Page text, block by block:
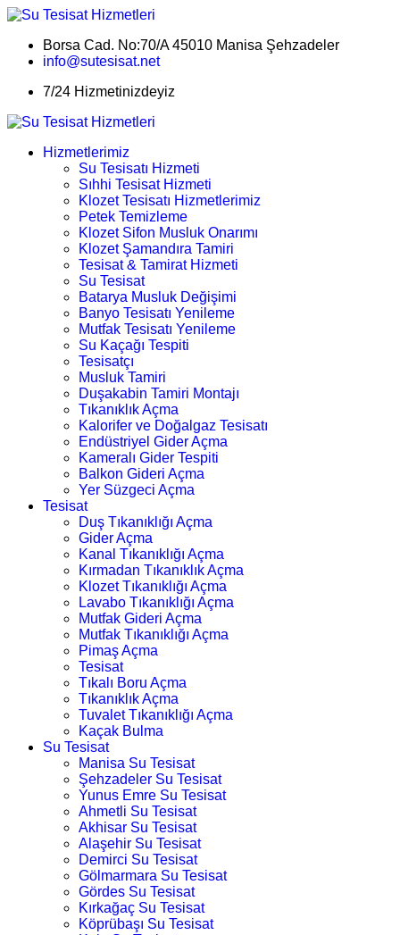
Borsa Cad. No:70/A 45010 Manisa Şehzadeler
info@sutesisat.net
7/24 Hizmetinizdeyiz
Hizmetlerimiz
Su Tesisatı Hizmeti
Sıhhi Tesisat Hizmeti
Klozet Tesisatı Hizmetlerimiz
Petek Temizleme
Klozet Sifon Musluk Onarımı
Klozet Şamandıra Tamiri
Tesisat & Tamirat Hizmeti
Su Tesisat
Batarya Musluk Değişimi
Banyo Tesisatı Yenileme
Mutfak Tesisatı Yenileme
Su Kaçağı Tespiti
Tesisatçı
Musluk Tamiri
Duşakabin Tamiri Montajı
Tıkanıklık Açma
Kalorifer ve Doğalgaz Tesisatı
Endüstriyel Gider Açma
Kameralı Gider Tespiti
Balkon Gideri Açma
Yer Süzgeci Açma
Tesisat
Duş Tıkanıklığı Açma
Gider Açma
Kanal Tıkanıklığı Açma
Kırmadan Tıkanıklık Açma
Klozet Tıkanıklığı Açma
Lavabo Tıkanıklığı Açma
Mutfak Gideri Açma
Mutfak Tıkanıklığı Açma
Pimaş Açma
Tesisat
Tıkalı Boru Açma
Tıkanıklık Açma
Tuvalet Tıkanıklığı Açma
Kaçak Bulma
Su Tesisat
Manisa Su Tesisat
Şehzadeler Su Tesisat
Yunus Emre Su Tesisat
Ahmetli Su Tesisat
Akhisar Su Tesisat
Alaşehir Su Tesisat
Demirci Su Tesisat
Gölmarmara Su Tesisat
Gördes Su Tesisat
Kırkağaç Su Tesisat
Köprübaşı Su Tesisat